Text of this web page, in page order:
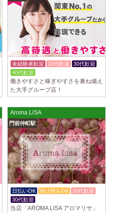
未経験者歓迎 20代歓迎
30代歓迎
40代歓迎
働きやすさと稼ぎやすさを兼ね備え
た大手グループ店！
Aroma LiSA
門前仲町駅
日払いOK 掛け持ちOK
20代歓迎
30代歓迎
当店「AROMA LISA アロマリサ」